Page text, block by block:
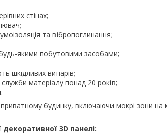
стінах;
та вібропоглинання;
якими побутовими засобами;
шкідливих випарів;
матеріалу понад 20 років;
будинку, включаючи мокрі зони на
3D панелі: